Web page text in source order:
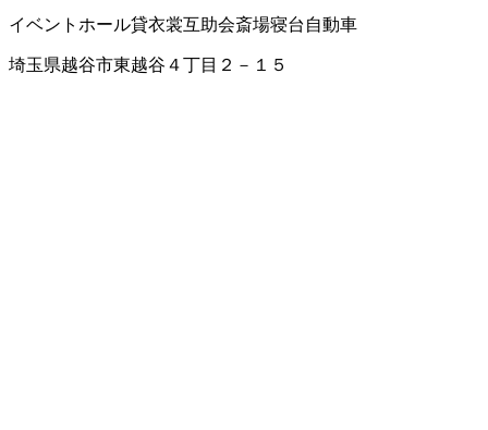
イベントホール貸衣裳互助会斎場寝台自動車
埼玉県越谷市東越谷４丁目２－１５